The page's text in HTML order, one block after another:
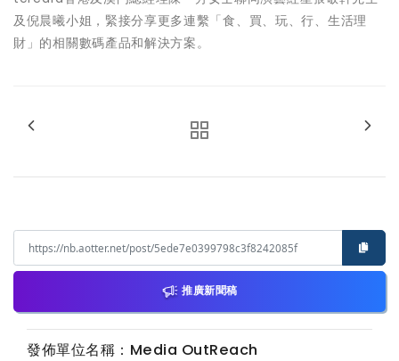
及倪晨曦小姐，緊接分享更多連繫「食、買、玩、行、生活理
財」的相關數碼產品和解決方案。
推廣新聞稿
發佈單位名稱：Media OutReach